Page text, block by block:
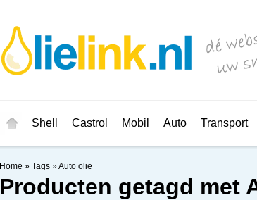
Shell Castrol Mobil Auto Transport
Home » Tags »Auto olie
Producten getagd met